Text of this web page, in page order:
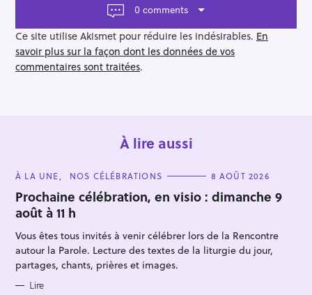
g
a
t
i
0 comments
Ce site utilise Akismet pour réduire les indésirables. En
savoir plus sur la façon dont les données de vos
commentaires sont traitées.
À lire aussi
C
T
E
G
O
R
I
E
S
À LA UNE NOS CÉLÉBRATIONS 8 AOÛT 2026
Prochaine célébration, en visio : dimanche 9
août à 11 h
Vous êtes tous invités à venir célébrer lors de la Rencontre
autour la Parole. Lecture des textes de la liturgie du jour,
partages, chants, prières et images.
Lire
c
h
e
r
c
h
e